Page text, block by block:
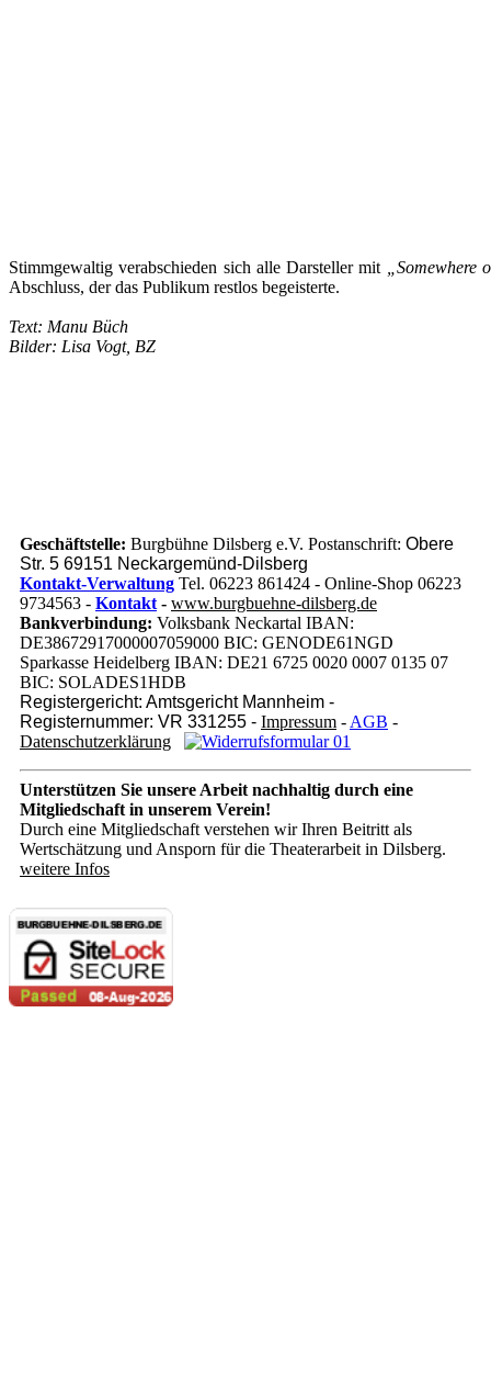
Stimmgewaltig verabschieden sich alle Darsteller mit
„Somewhere
Abschluss, der das Publikum restlos begeisterte.
Text: Manu Büch
Bilder: Lisa Vogt, BZ
Geschäftstelle: Burgbühne Dilsberg e.V. Postanschrift: Obere
Str. 5 69151 Neckargemünd-Dilsberg
Kontakt-Verwaltung Tel. 06223 861424 - Online-Shop 06223
9734563 - Kontakt - www.burgbuehne-dilsberg.de
Bankverbindung: Volksbank Neckartal IBAN:
DE38672917000007059000 BIC: GENODE61NGD
Sparkasse Heidelberg IBAN: DE21 6725 0020 0007 0135 07
BIC: SOLADES1HDB
Registergericht: Amtsgericht Mannheim -
Registernummer: VR 331255 - Impressum - AGB -
Datenschutzerklärung
Unterstützen Sie unsere Arbeit nachhaltig durch eine
Mitgliedschaft in unserem Verein!
Durch eine Mitgliedschaft verstehen wir Ihren Beitritt als
Wertschätzung und Ansporn für die Theaterarbeit in Dilsberg.
weitere Infos